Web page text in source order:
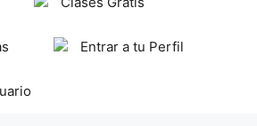
Entrar a tu Perfil